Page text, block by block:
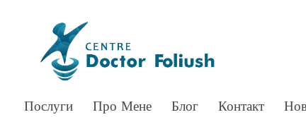
Послуги Про Мене Блог Контакт